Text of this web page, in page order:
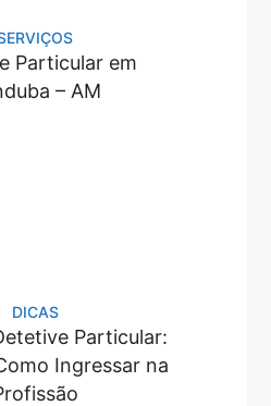
Particular em
– AM
DICAS
Particular:
Ingressar na